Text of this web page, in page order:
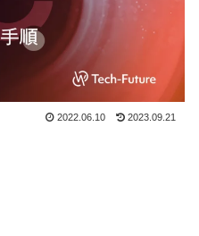
2022.06.10 2023.09.21